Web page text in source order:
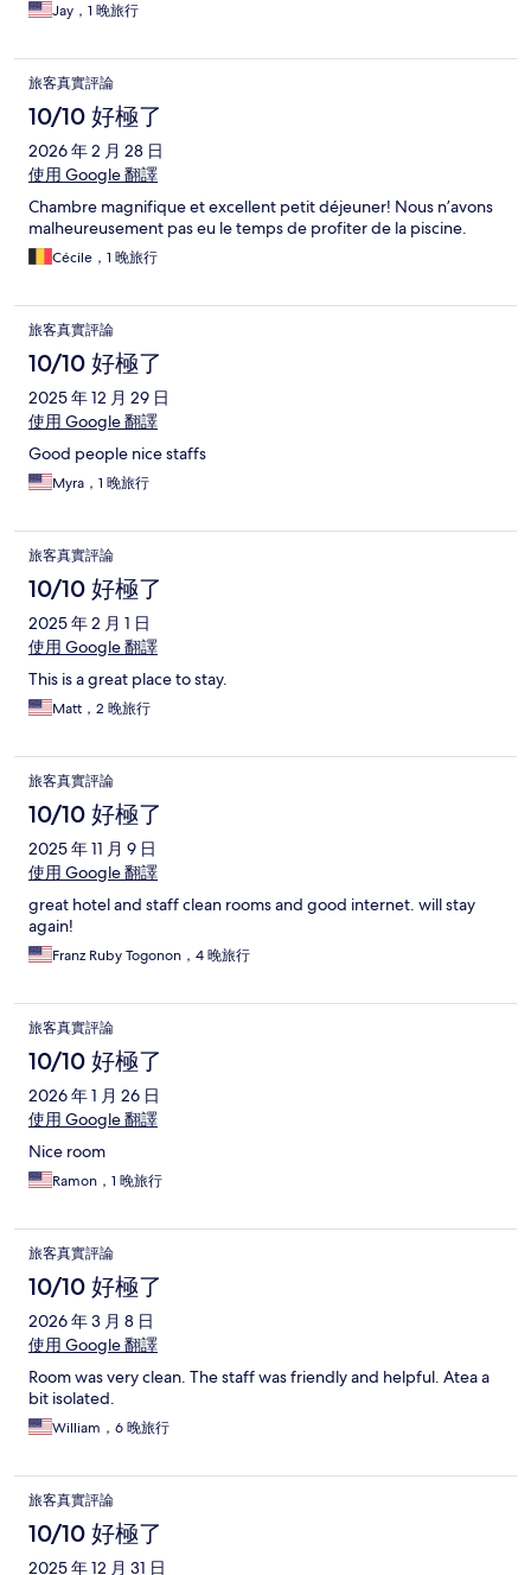
Jay，1 晚旅行
旅客真實評論
10/10 好極了
2026 年 2 月 28 日
使用 Google 翻譯
Chambre magnifique et excellent petit déjeuner! Nous n’avons
malheureusement pas eu le temps de profiter de la piscine.
Cécile，1 晚旅行
旅客真實評論
10/10 好極了
2025 年 12 月 29 日
使用 Google 翻譯
Good people nice staffs
Myra，1 晚旅行
旅客真實評論
10/10 好極了
2025 年 2 月 1 日
使用 Google 翻譯
This is a great place to stay.
Matt，2 晚旅行
旅客真實評論
10/10 好極了
2025 年 11 月 9 日
使用 Google 翻譯
great hotel and staff clean rooms and good internet. will stay
again!
Franz Ruby Togonon，4 晚旅行
旅客真實評論
10/10 好極了
2026 年 1 月 26 日
使用 Google 翻譯
Nice room
Ramon，1 晚旅行
旅客真實評論
10/10 好極了
2026 年 3 月 8 日
使用 Google 翻譯
Room was very clean. The staff was friendly and helpful. Atea a
bit isolated.
William，6 晚旅行
旅客真實評論
10/10 好極了
2025 年 12 月 31 日